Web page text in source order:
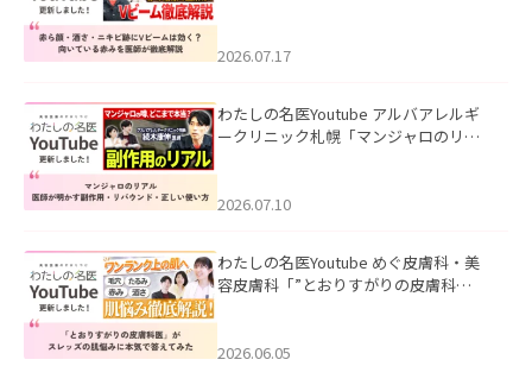
した。
2026.07.17
わたしの名医Youtube アルバアレルギ
ークリニック札幌「マンジャロのリア
た。
2026.07.10
わたしの名医Youtube めぐ皮膚科・美
容皮膚科「”とおりすがりの皮膚科
2026.06.05